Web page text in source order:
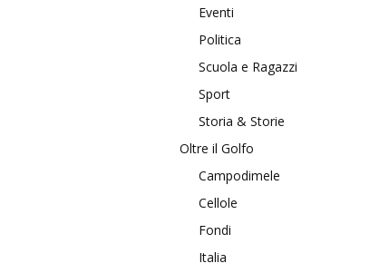
Eventi
Politica
Scuola e Ragazzi
Sport
Storia & Storie
Oltre il Golfo
Campodimele
Cellole
Fondi
Italia